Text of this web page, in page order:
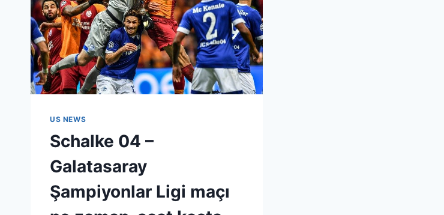
US NEWS
Schalke 04 –
Galatasaray
Şampiyonlar Ligi maçı